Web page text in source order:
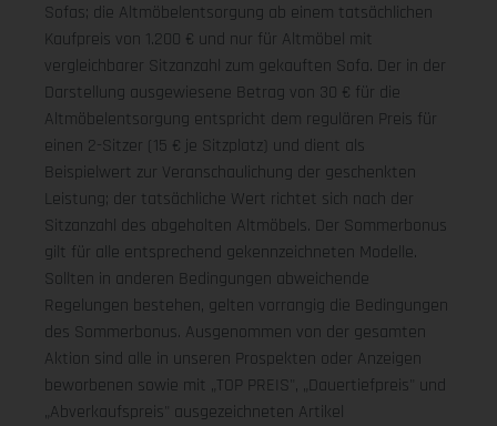
Sofas; die Altmöbelentsorgung ab einem tatsächlichen
Kaufpreis von 1.200 € und nur für Altmöbel mit
vergleichbarer Sitzanzahl zum gekauften Sofa. Der in der
Darstellung ausgewiesene Betrag von 30 € für die
Altmöbelentsorgung entspricht dem regulären Preis für
einen 2-Sitzer (15 € je Sitzplatz) und dient als
Beispielwert zur Veranschaulichung der geschenkten
Leistung; der tatsächliche Wert richtet sich nach der
Sitzanzahl des abgeholten Altmöbels. Der Sommerbonus
gilt für alle entsprechend gekennzeichneten Modelle.
Sollten in anderen Bedingungen abweichende
Regelungen bestehen, gelten vorrangig die Bedingungen
des Sommerbonus. Ausgenommen von der gesamten
Aktion sind alle in unseren Prospekten oder Anzeigen
beworbenen sowie mit „TOP PREIS", „Dauertiefpreis" und
„Abverkaufspreis" ausgezeichneten Artikel